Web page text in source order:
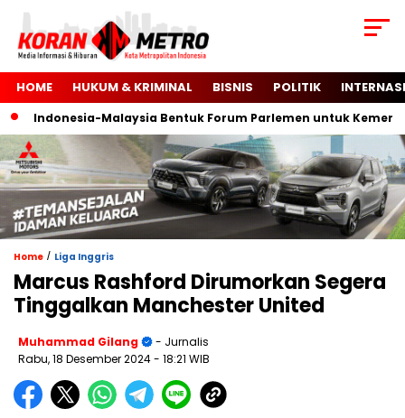
HOME HUKUM & KRIMINAL BISNIS POLITIK
Indonesia-Malaysia Bentuk Forum Parlemen untuk
Home / Liga Inggris
Marcus Rashford Dirumorkan Segera
Tinggalkan Manchester United
Muhammad Gilang
- Jurnalis
Rabu, 18 Desember 2024- 18:21 WIB